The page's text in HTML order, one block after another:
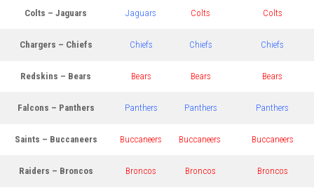
Colts – Jaguars Jaguars Colts Colts
Chargers – Chiefs Chiefs Chiefs Chiefs
Redskins – Bears Bears Bears Bears
Falcons – Panthers Panthers Panthers Panthers
Saints – Buccaneers Buccaneers Buccaneers Buccaneers
Raiders – Broncos Broncos Broncos Broncos